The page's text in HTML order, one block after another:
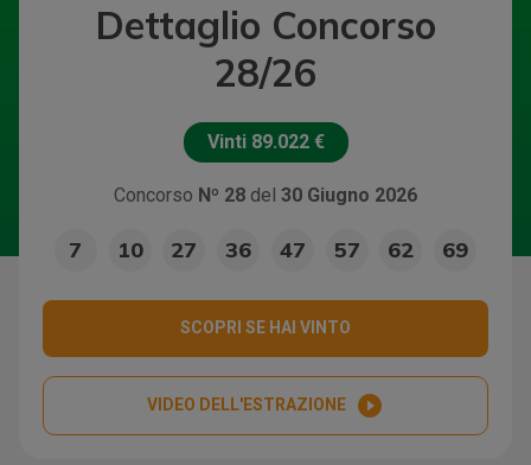
Dettaglio Concorso
28/26
Vinti 89.022 €
Concorso Nº 28 del 30 Giugno 2026
7 10 27 36 47 57 62 69
SCOPRI SE HAI VINTO
VIDEO DELL'ESTRAZIONE play_circle_filled